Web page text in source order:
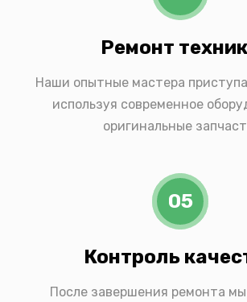
Ремонт
Наши опытные мастера
используя современное
оригинальные
05
Контроль
После завершения ремонта